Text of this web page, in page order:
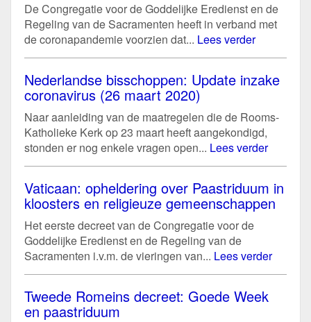
De Congregatie voor de Goddelijke Eredienst en de
Regeling van de Sacramenten heeft in verband met
de coronapandemie voorzien dat... Lees verder
Nederlandse bisschoppen: Update inzake
coronavirus (26 maart 2020)
Naar aanleiding van de maatregelen die de Rooms-
Katholieke Kerk op 23 maart heeft aangekondigd,
stonden er nog enkele vragen open... Lees verder
Vaticaan: opheldering over Paastriduum in
kloosters en religieuze gemeenschappen
Het eerste decreet van de Congregatie voor de
Goddelijke Eredienst en de Regeling van de
Sacramenten i.v.m. de vieringen van... Lees verder
Tweede Romeins decreet: Goede Week
en paastriduum